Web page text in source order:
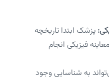
پزشک ابتدا تاریخچه
فیزیکی انجام
به شناسایی وجود